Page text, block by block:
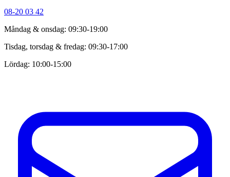
08-20 03 42
Måndag & onsdag: 09:30-19:00
Tisdag, torsdag & fredag: 09:30-17:00
Lördag: 10:00-15:00